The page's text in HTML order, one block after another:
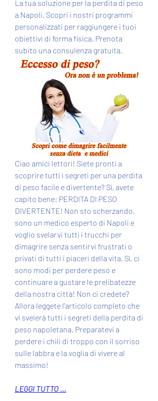
La tua soluzione per la perdita di peso
a Napoli. Scopri i nostri programmi
personalizzati per raggiungere i tuoi
obiettivi di forma fisica. Prenota
subito una consulenza gratuita.
Ciao amici lettori! Siete pronti a
scoprire tutti i segreti per una perdita
di peso facile e divertente? Sì, avete
capito bene: PERDITA DI PESO
DIVERTENTE! Non sto scherzando,
sono un medico esperto di Napoli e
voglio svelarvi tutti i trucchi per
dimagrire senza sentirvi frustrati o
privati di tutti i piaceri della vita. Sì, ci
sono modi per perdere peso e
continuare a gustare le prelibatezze
della nostra città! Non ci credete?
Allora leggete l'articolo completo che
vi svelerà tutti i segreti della perdita di
peso napoletana. Preparatevi a
perdere i chili di troppo con il sorriso
sulle labbra e la voglia di vivere al
massimo!
LEGGI TUTTO ...